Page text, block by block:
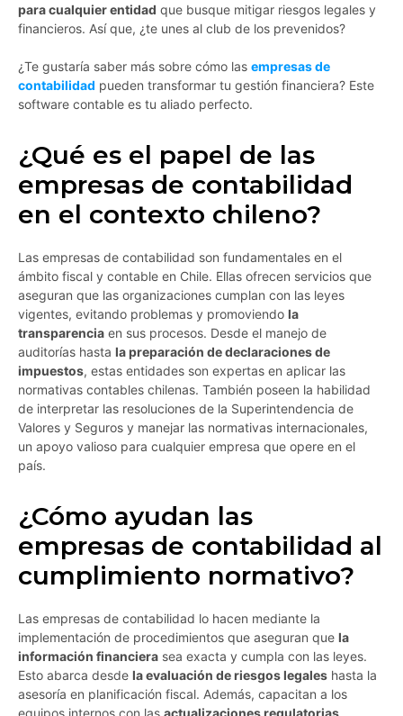
para cualquier entidad que busque mitigar riesgos legales y
financieros. Así que, ¿te unes al club de los prevenidos?
¿Te gustaría saber más sobre cómo las empresas de
contabilidad pueden transformar tu gestión financiera? Este
software contable es tu aliado perfecto.
¿Qué es el papel de las
empresas de contabilidad
en el contexto chileno?
Las empresas de contabilidad son fundamentales en el
ámbito fiscal y contable en Chile. Ellas ofrecen servicios que
aseguran que las organizaciones cumplan con las leyes
vigentes, evitando problemas y promoviendo la
transparencia en sus procesos. Desde el manejo de
auditorías hasta la preparación de declaraciones de
impuestos, estas entidades son expertas en aplicar las
normativas contables chilenas. También poseen la habilidad
de interpretar las resoluciones de la Superintendencia de
Valores y Seguros y manejar las normativas internacionales,
un apoyo valioso para cualquier empresa que opere en el
país.
¿Cómo ayudan las
empresas de contabilidad al
cumplimiento normativo?
Las empresas de contabilidad lo hacen mediante la
implementación de procedimientos que aseguran que la
información financiera sea exacta y cumpla con las leyes.
Esto abarca desde la evaluación de riesgos legales hasta la
asesoría en planificación fiscal. Además, capacitan a los